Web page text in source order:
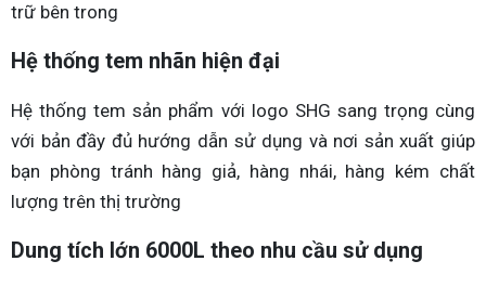
trữ bên trong
Hệ thống tem nhãn hiện đại
Hệ thống tem sản phẩm với logo SHG sang trọng cùng
với bản đầy đủ hướng dẫn sử dụng và nơi sản xuất giúp
bạn phòng tránh hàng giả, hàng nhái, hàng kém chất
lượng trên thị trường
Dung tích lớn 6000L theo nhu cầu sử dụng